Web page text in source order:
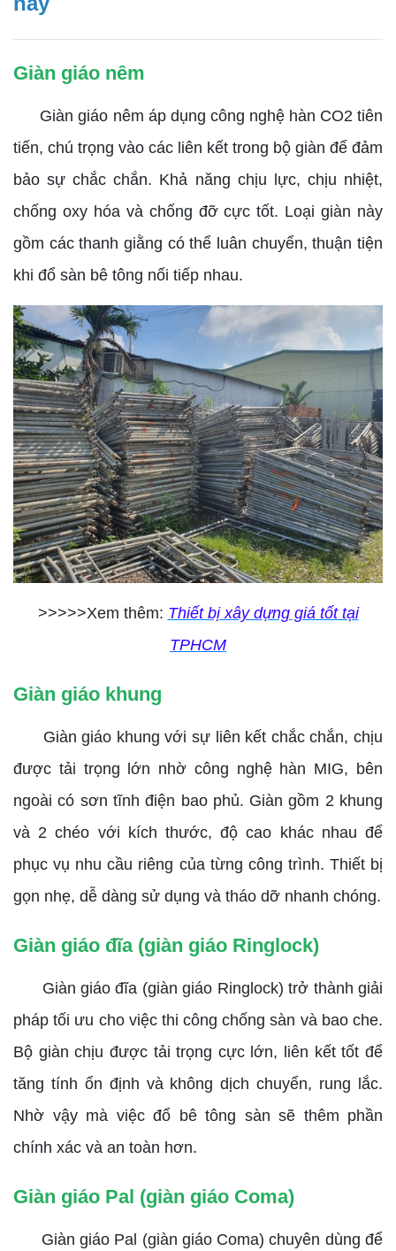
Giàn giáo nêm
Giàn giáo nêm áp dụng công nghệ hàn CO2 tiên
tiến, chú trọng vào các liên kết trong bộ giàn để đảm
bảo sự chắc chắn. Khả năng chịu lực, chịu nhiệt,
chống oxy hóa và chống đỡ cực tốt. Loại giàn này
gồm các thanh giằng có thể luân chuyển, thuận tiện
khi đổ sàn bê tông nối tiếp nhau.
>>>>>Xem thêm: Thiết bị xây dựng giá tốt tại
TPHCM
Giàn giáo khung
Giàn giáo khung với sự liên kết chắc chắn, chịu
được tải trọng lớn nhờ công nghệ hàn MIG, bên
ngoài có sơn tĩnh điện bao phủ. Giàn gồm 2 khung
và 2 chéo với kích thước, độ cao khác nhau để
phục vụ nhu cầu riêng của từng công trình. Thiết bị
gọn nhẹ, dễ dàng sử dụng và tháo dỡ nhanh chóng.
Giàn giáo đĩa (giàn giáo Ringlock)
Giàn giáo đĩa (giàn giáo Ringlock) trở thành giải
pháp tối ưu cho việc thi công chống sàn và bao che.
Bộ giàn chịu được tải trọng cực lớn, liên kết tốt để
tăng tính ổn định và không dịch chuyển, rung lắc.
Nhờ vậy mà việc đổ bê tông sàn sẽ thêm phần
chính xác và an toàn hơn.
Giàn giáo Pal (giàn giáo Coma)
Giàn giáo Pal (giàn giáo Coma) chuyên dùng để